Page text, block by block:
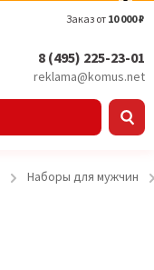
Заказ от 10 000 ₽
8 (495) 225-23-01
reklama@komus.net
Наборы для мужчин